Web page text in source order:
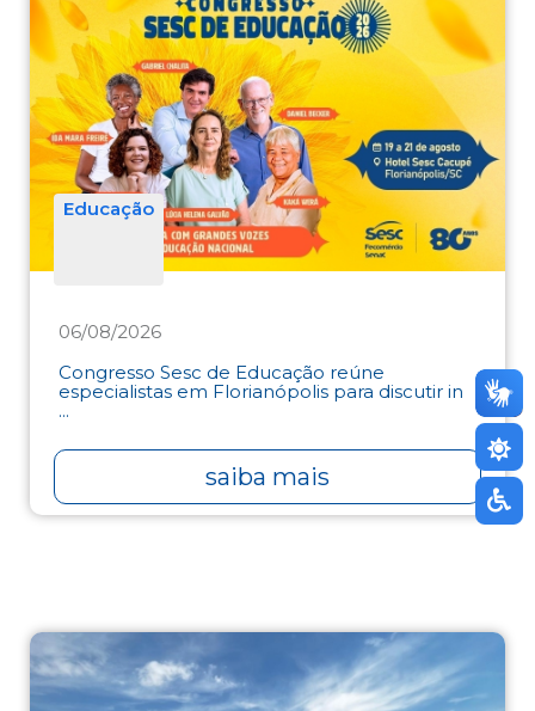
Educação
06/08/2026
Congresso Sesc de Educação reúne
especialistas em Florianópolis para discutir in
...
saiba mais